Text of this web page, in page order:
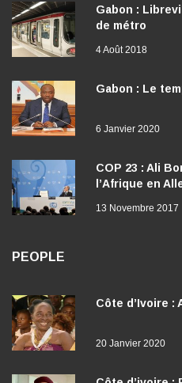
Gabon :
de métro
4 Août 2018
Gabon : Le
6 Janvier 2020
COP 23 : Ali
l’Afrique en
13 Novembre 2017
PEOPLE
Côte d’Ivoire :
20 Janvier 2020